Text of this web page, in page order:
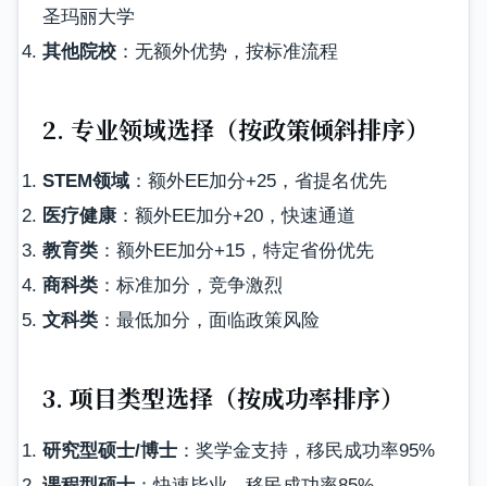
圣玛丽大学
其他院校 ：无额外优势，按标准流程
2. 专业领域选择（按政策倾斜排序）
STEM领域 ：额外EE加分+25，省提名优先
医疗健康 ：额外EE加分+20，快速通道
教育类 ：额外EE加分+15，特定省份优先
商科类 ：标准加分，竞争激烈
文科类 ：最低加分，面临政策风险
3. 项目类型选择（按成功率排序）
研究型硕士/博士 ：奖学金支持，移民成功率95%